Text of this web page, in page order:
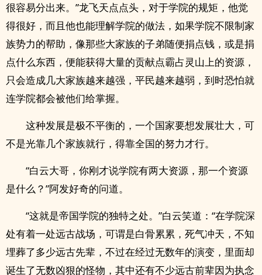
很容易分出来。”龙飞天点点头，对于学院的规矩，他觉
得很好，而且他也能理解学院的做法，如果学院不限制家
族势力的帮助，像那些大家族的子弟随便捐点钱，或是捐
点什么东西，便能获得大量的贡献点霸占灵山上的资源，
只会造成几大家族越来越强，平民越来越弱，到时恐怕就
连学院都会被他们给掌握。
这种发展是极不平衡的，一个国家要想发展壮大，可
不是光靠几个家族就行，得靠全国的努力才行。
“白云大哥，你刚才说学院有两大资源，那一个资源
是什么？”阿发好奇的问道。
“这就是帝国学院的独特之处。”白云笑道：“在学院深
处有着一处远古战场，可谓是白骨累累，死气冲天，不知
埋葬了多少远古先辈，不过在经过无数年的演变，里面却
诞生了无数凶狠的怪物，其中还有不少远古前辈因为执念